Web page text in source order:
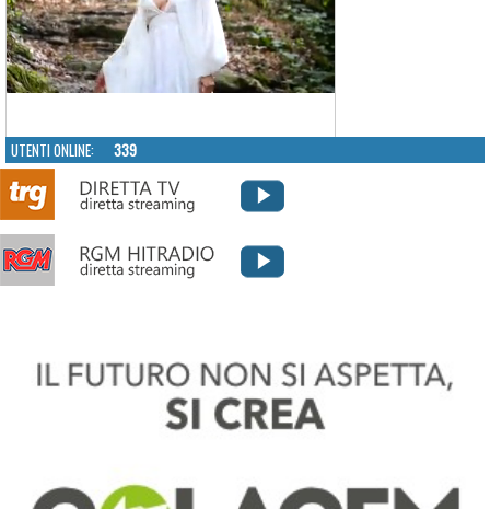
UTENTI ONLINE: 339